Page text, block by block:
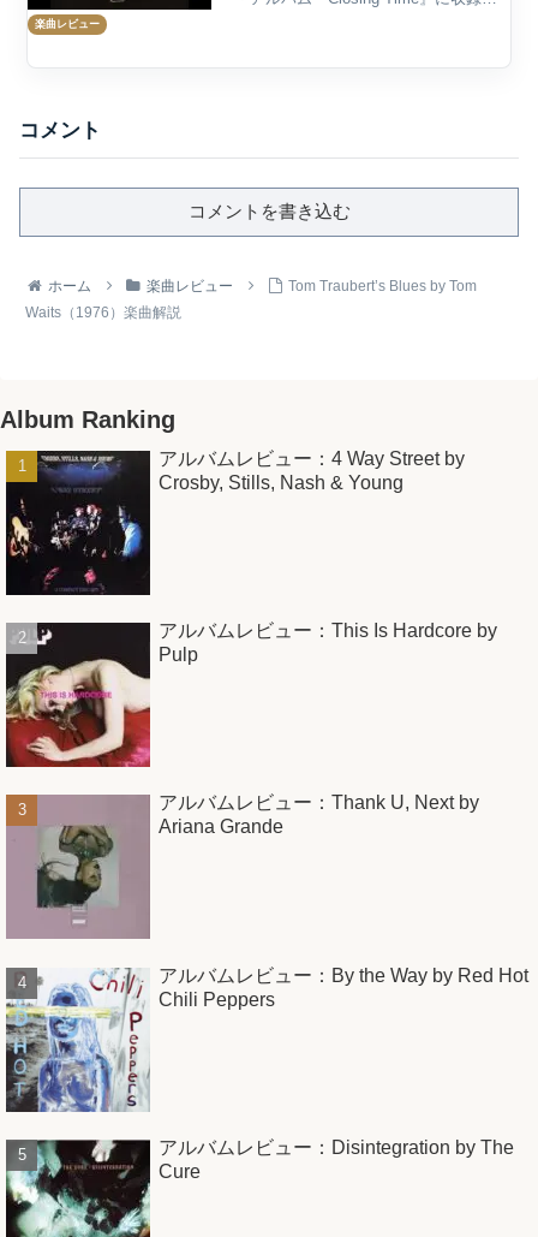
楽曲レビュー
アレンジはJer...
コメント
コメントを書き込む
ホーム 楽曲レビュー
Tom Traubert’s Blues by Tom
Waits（1976）楽曲解説
Album Ranking
アルバムレビュー：4 Way Street by
Crosby, Stills, Nash & Young
アルバムレビュー：This Is Hardcore by
Pulp
アルバムレビュー：Thank U, Next by
Ariana Grande
アルバムレビュー：By the Way by Red Hot
Chili Peppers
アルバムレビュー：Disintegration by The
Cure